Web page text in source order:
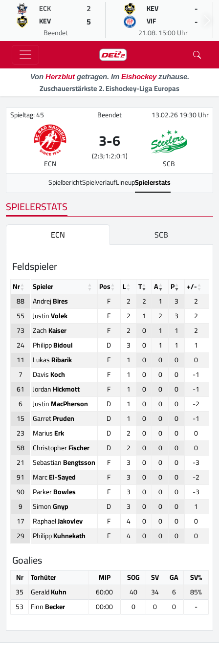
ECK 2
KEV 5
Beendet
KEV -
VIF -
21.08. 15:00 Uhr
Von Herzblutgetragen. Im Eishockeyzuhause.
Zuschauerstärkste 2. Eishockey-Liga Europas
Spieltag: 45 Beendet 13.02.26 19:30 Uhr
ECN
3-6
(2:3;1:2;0:1)
SCB
SpielberichtSpielverlaufLineupSpielerstats
SPIELERSTATS
ECN SCB
Feldspieler
Nr Spieler Pos L T A P +/-
88
AndrejBires F 2 2 1 3 2
55
JustinVolek F 2 1 2 3 2
73
ZachKaiser F 2 0 1 1 2
24
PhilippBidoul D 3 0 1 1 1
11
LukasRibarik F 1 0 0 0 0
7
DavisKoch F 1 0 0 0 -1
61
JordanHickmott F 1 0 0 0 -1
6
JustinMacPherson D 1 0 0 0 -2
15
GarretPruden D 1 0 0 0 -1
23
MariusErk D 2 0 0 0 0
58
ChristopherFischer D 2 0 0 0 0
21
SebastianBengtsson F 3 0 0 0 -3
91
MarcEl-Sayed F 3 0 0 0 -2
90
ParkerBowles F 3 0 0 0 -3
9
SimonGnyp D 3 0 0 0 1
17
RaphaelJakovlev F 4 0 0 0 0
29
PhilippKuhnekath F 4 0 0 0 0
Goalies
Nr Torhüter MIP SOG SV GA
SV%
35
GeraldKuhn 60:00 40 34 6
85%
53
FinnBecker 00:00 0 0 0 -